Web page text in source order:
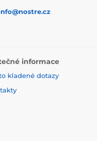
a proto jsou
GOLD
PVC a lepidlo je na
informace
kladené dotazy